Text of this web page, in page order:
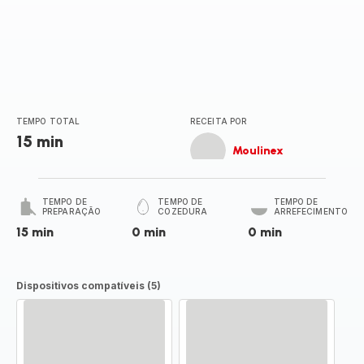
TEMPO TOTAL
15 min
RECEITA POR
Moulinex
TEMPO DE
PREPARAÇÃO
15 min
TEMPO DE
COZEDURA
0 min
TEMPO DE
ARREFECIMENTO
0 min
Dispositivos compatíveis (5)